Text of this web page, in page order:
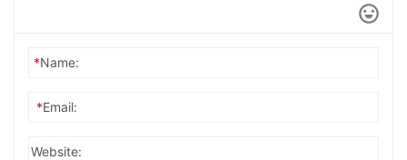
*Name:
*Email:
Website: